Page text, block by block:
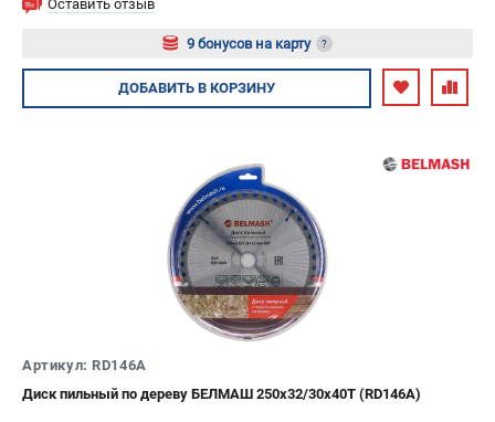
ИНФОРМАЦИЯ
Политика обработки персональных данных
Пользовательское соглашение
Оставить отзыв
9 бонусов на карту ?
Авторизуйтесь
ДОБАВИТЬ В КОРЗИНУ
Артикул: RD146A
Диск пильный по дереву БЕЛМАШ 250x32/30x40T (RD146A)